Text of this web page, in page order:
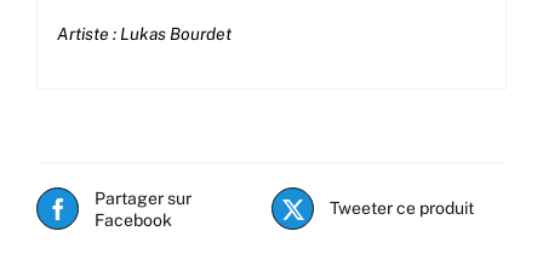
Artiste : Lukas Bourdet
Partager sur
Facebook
Tweeter ce produit